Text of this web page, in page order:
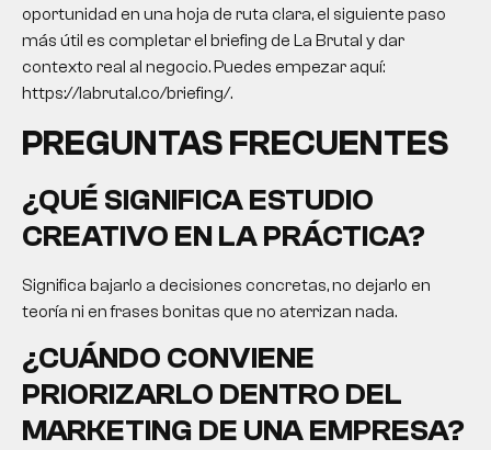
oportunidad en una hoja de ruta clara, el siguiente paso
más útil es completar el briefing de La Brutal y dar
contexto real al negocio. Puedes empezar aquí:
https://labrutal.co/briefing/.
PREGUNTAS FRECUENTES
¿QUÉ SIGNIFICAESTUDIO
CREATIVO EN LA PRÁCTICA?
Significa bajarlo a decisiones concretas, no dejarlo en
teoría ni en frases bonitas que no aterrizan nada.
¿CUÁNDO CONVIENE
PRIORIZARLO DENTRO DEL
MARKETING DE UNA EMPRESA?